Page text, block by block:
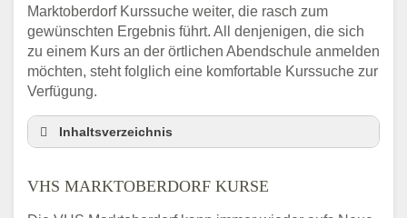
Marktoberdorf Kurssuche weiter, die rasch zum
gewünschten Ergebnis führt. All denjenigen, die sich
zu einem Kurs an der örtlichen Abendschule anmelden
möchten, steht folglich eine komfortable Kurssuche zur
Verfügung.
Inhaltsverzeichnis
VHS Marktoberdorf Kurse
VHS MARKTOBERDORF KURSE